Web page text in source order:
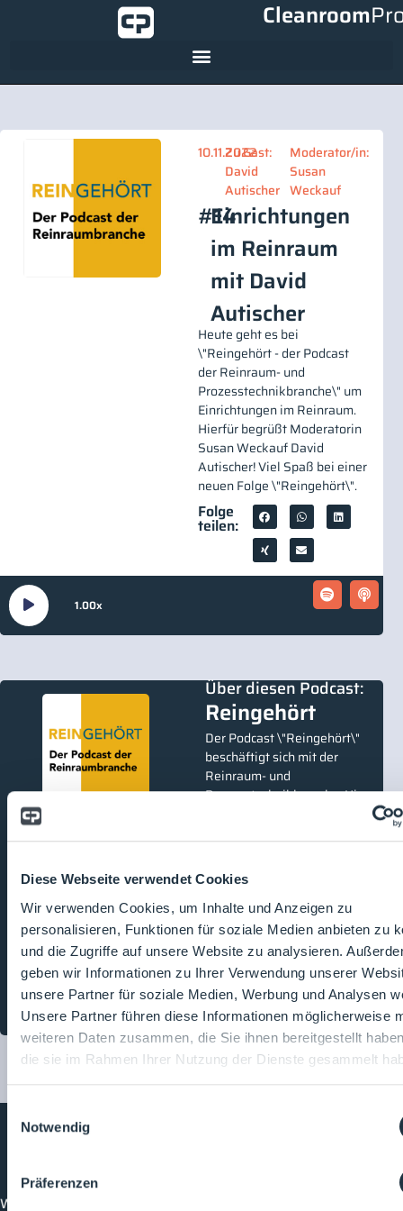
Diese Webseite verwendet Cookies
Wir verwenden Cookies, um Inhalte und Anzeigen zu
personalisieren, Funktionen für soziale Medien anbieten zu
und die Zugriffe auf unsere Website zu analysieren.
geben wir Informationen zu Ihrer Verwendung unserer
unsere Partner für soziale Medien, Werbung und Analysen
Unsere Partner führen diese Informationen möglicherweise
weiteren Daten zusammen, die Sie ihnen bereitgestellt
die sie im Rahmen Ihrer Nutzung der Dienste gesammelt
Einwilligungsauswahl
Notwendig
Präferenzen
Cleanroom
10.11.2022
Zu Gast:
David
Autischer
Moderator/in:
Susan
Weckauf
#14
Einrichtungen
im Reinraum
mit David
Autischer
Heute geht es bei
\"Reingehört - der Podcast
der Reinraum- und
Prozesstechnikbranche\" um
Einrichtungen im Reinraum.
Hierfür begrüßt Moderatorin
Susan Weckauf David
Autischer! Viel Spaß bei einer
neuen Folge \"Reingehört\".
Folge
teilen:
Audio-
Player
00:00
16:42
1.00x
Über diesen Podcast:
Reingehört
Der Podcast \"Reingehört\"
beschäftigt sich mit der
Reinraum- und
Prozesstechnikbranche. Hier
Themen der Branche zu
sprechen. Die Zuhörer:innen
sollen ein Gefühl für die
komplexe Welt der
Reinraum- und
Prozesstechnik bekommen
und sich über den Podcast
weiterbilden.
Cleanroom
Willkommen bei CleanroomProcesses, der